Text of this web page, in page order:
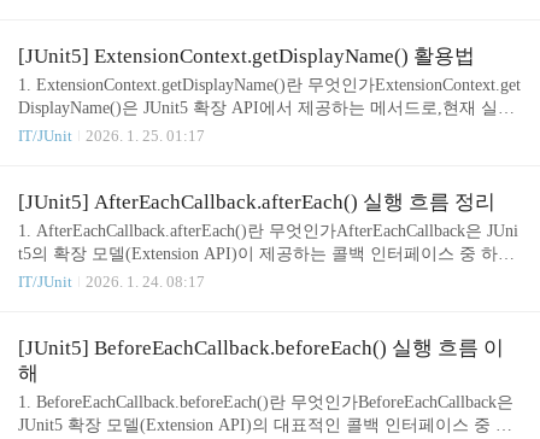
로직 적용리플렉션 기반 유틸 처리확장(Extension) 작성 시 가장 자
주 사용하는 메타데이터 중 하나다. 2. 기본 사용 예제import org.juni
t.jupiter.api.extension.BeforeEachCallback;import org.junit.jupiter.api.ext
ension.Extension..
[JUnit5] ExtensionContext.getDisplayName() 활용법
1. ExtensionContext.getDisplayName()란 무엇인가ExtensionContext.get
DisplayName()은 JUnit5 확장 API에서 제공하는 메서드로,현재 실행
중인 테스트 또는 컨테이너에 설정된 표시용 이름(Display Name) 을
메서드명이나 클래스명이 표시됨동적 테스트나 컨테이너에서는 생
성 시 지정한 이름확장에서 테스트 흐름을 로깅하거나 테스트 식별
을 위해 매우 유용한 API다. 2. 기본 사용 예제import org.junit.jupiter.
api.extension.BeforeEachCallback;import org.jun..
IT/JUnit 2026. 1. 25. 01:17
[JUnit5] AfterEachCallback.afterEach() 실행 흐름 정리
1. AfterEachCallback.afterEach()란 무엇인가AfterEachCallback은 JUni
t5의 확장 모델(Extension API)이 제공하는 콜백 인터페이스 중 하나
로,afterEach(ExtensionContext context) 메서드는 각 테스트 메서드 실
강제하거나 자동화할 수 있다는 점에서 더 강력하다.예: 리소스 해
제, 트랜잭션 처리, 로그 수집, 타이머 종료, 모니터링 훅 등. 2. 기본
구현 예제import org.junit.jupiter.api.extension.AfterEachCallback;impor
t org.junit..
IT/JUnit 2026. 1. 24. 08:17
[JUnit5] BeforeEachCallback.beforeEach() 실행 흐름 이
해
1. BeforeEachCallback.beforeEach()란 무엇인가BeforeEachCallback은
JUnit5 확장 모델(Extension API)의 대표적인 콜백 인터페이스 중 하